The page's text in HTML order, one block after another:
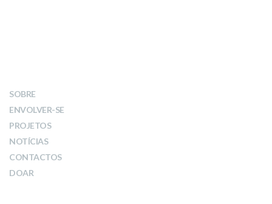
SOBRE
ENVOLVER-SE
PROJETOS
NOTÍCIAS
CONTACTOS
DOAR